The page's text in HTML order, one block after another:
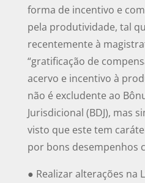
forma de incentivo e
pela produtividade, tal
recentemente à
“gratificação de
acervo e incentivo à
não é excludente ao
Jurisdicional (BDJ), mas
visto que este tem
por bons desempenhos
● Realizar alterações na